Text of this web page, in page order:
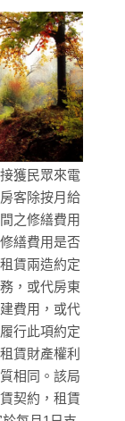
獲民眾來電
客除按月給
之修繕費用
繕費用是否
賃兩造約定
，或代房東
費用，或代
行此項約定
賃財產權利
相同。該局
契約，租賃